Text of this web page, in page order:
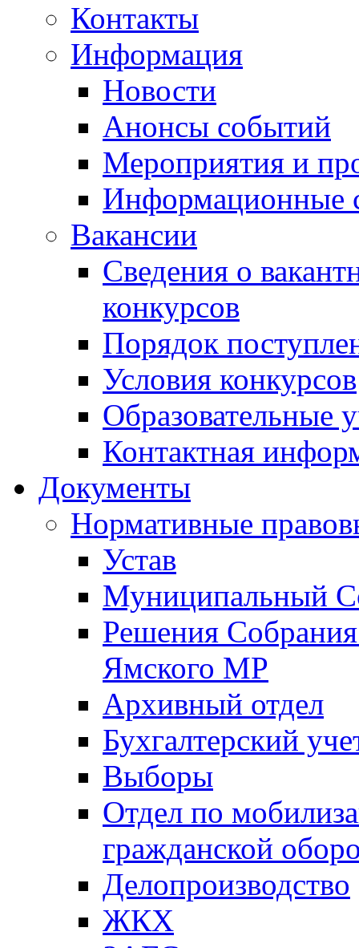
Контакты
Информация
Новости
Анонсы событий
Мероприятия и
Информационные
Вакансии
Сведения о
конкурсов
Порядок
Условия конкурсов
Образовательные
Контактная
Документы
Нормативные
Устав
Муниципальный
Решения
Ямского МР
Архивный отдел
Бухгалтерский
Выборы
Отдел по
гражданской
Делопроизводство
ЖКХ